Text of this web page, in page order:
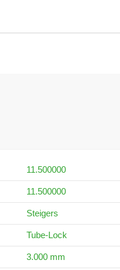
11.500000
11.500000
Steigers
Tube-Lock
3.000 mm